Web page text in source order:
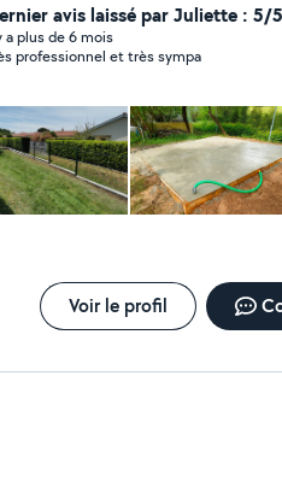
avis laissé par Juliette : 5/5
a plus de 6 mois
professionnel et très sympa
Voir le profil